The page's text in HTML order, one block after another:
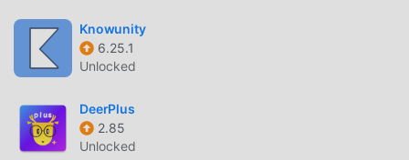
sperimentare il livello più alto di Árvore 4.5.7 con la
funzionalità più completa. Inoltre, tutte le mod sono state
autenticate manualmente da moddroid, è gratuito e
client, puoi scaricare e installare la versione mod Free
Árvore 4.5.7 con un clic, e poi goderti la comodità offerta
Knowunity
6.25.1
Unlocked
DeerPlus
2.85
Unlocked